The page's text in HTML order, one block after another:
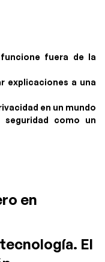
fuera de la
explicaciones a una
en un mundo
como un
en
El